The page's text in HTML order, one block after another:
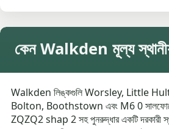
কেন Walkden মূল্য
Walkden লিঙ্কগুলি Worsley, Little
Bolton, Boothstown এবং M6 0
ZQZQ2 shap 2 সহ পুনরুদ্ধার একটি দরকারী